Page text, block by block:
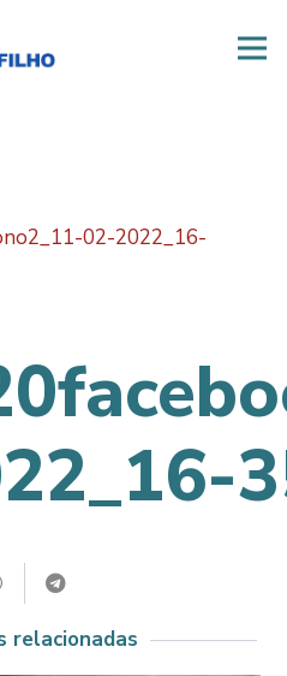
02-2022_16-
relacionadas